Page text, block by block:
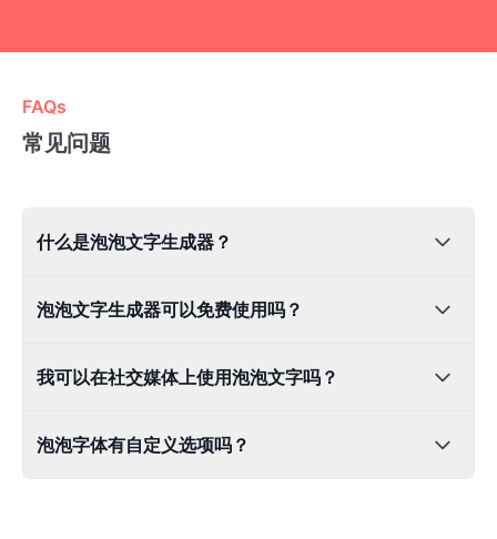
FAQs
常见问题
什么是泡泡文字生成器？
常适合美观的Instagram简介、TikTok标题或创意设计。
泡泡文字生成器可以免费使用吗？
即可为社交媒体或项目创建可爱的泡泡字母。
我可以在社交媒体上使用泡泡文字吗？
Twitter等平台上完美适用。只需复制粘贴你自定义的泡泡文
字即可。
泡泡字体有自定义选项吗？